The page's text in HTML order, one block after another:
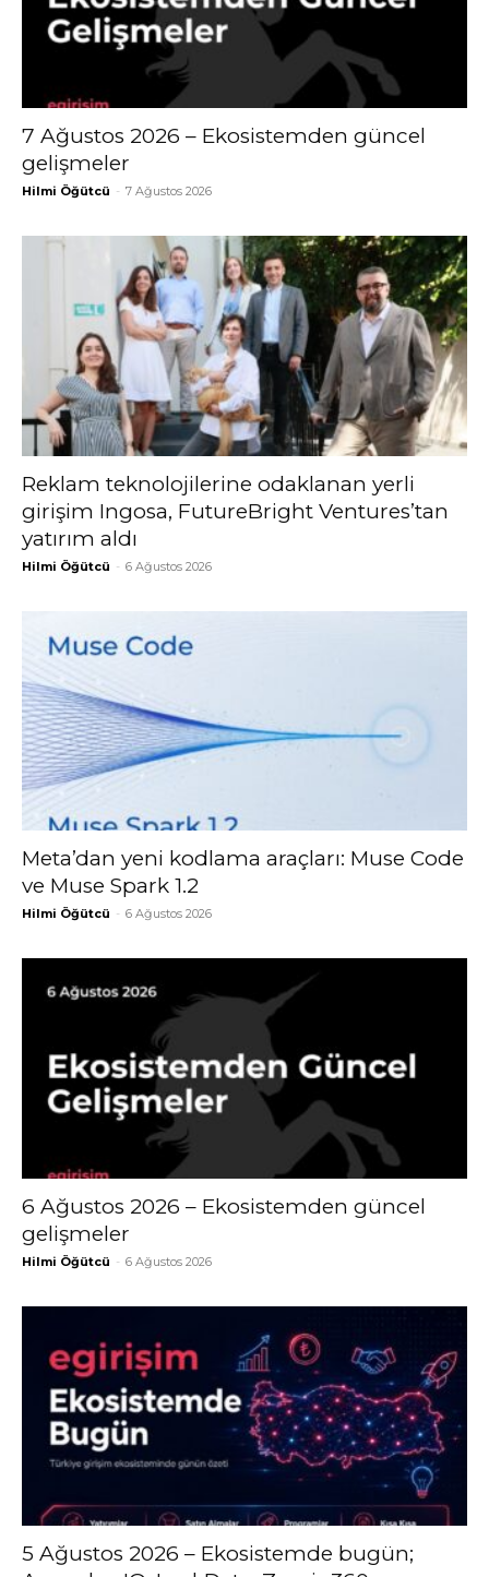
7 Ağustos 2026 – Ekosistemden güncel
gelişmeler
Hilmi Öğütcü - 7 Ağustos 2026
Reklam teknolojilerine odaklanan yerli
girişim Ingosa, FutureBright Ventures’tan
yatırım aldı
Hilmi Öğütcü - 6 Ağustos 2026
Meta’dan yeni kodlama araçları: Muse Code
ve Muse Spark 1.2
Hilmi Öğütcü - 6 Ağustos 2026
6 Ağustos 2026 – Ekosistemden güncel
gelişmeler
Hilmi Öğütcü - 6 Ağustos 2026
5 Ağustos 2026 – Ekosistemde bugün;